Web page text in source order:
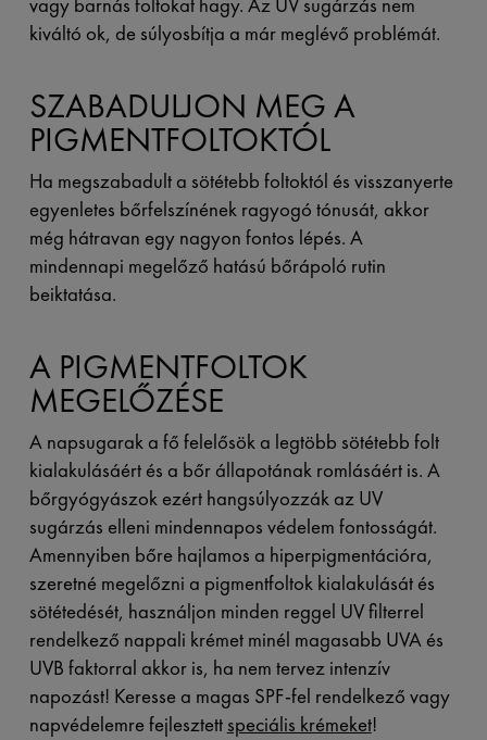
kiváltó ok, de súlyosbítja a már meglévő problémát.
SZABADULJON MEG A
PIGMENTFOLTOKTÓL
Ha megszabadult a sötétebb foltoktól és visszanyerte
egyenletes bőrfelszínének ragyogó tónusát, akkor
még hátravan egy nagyon fontos lépés. A
mindennapi megelőző hatású bőrápoló rutin
beiktatása.
A PIGMENTFOLTOK
MEGELŐZÉSE
A napsugarak a fő felelősök a legtöbb sötétebb folt
kialakulásáért és a bőr állapotának romlásáért is. A
bőrgyógyászok ezért hangsúlyozzák az UV
sugárzás elleni mindennapos védelem fontosságát.
Amennyiben bőre hajlamos a hiperpigmentációra,
szeretné megelőzni a pigmentfoltok kialakulását és
sötétedését, használjon minden reggel UV filterrel
rendelkező nappali krémet minél magasabb UVA és
UVB faktorral akkor is, ha nem tervez intenzív
napozást! Keresse a magas SPF-fel rendelkező vagy
napvédelemre fejlesztett speciális krémeket!